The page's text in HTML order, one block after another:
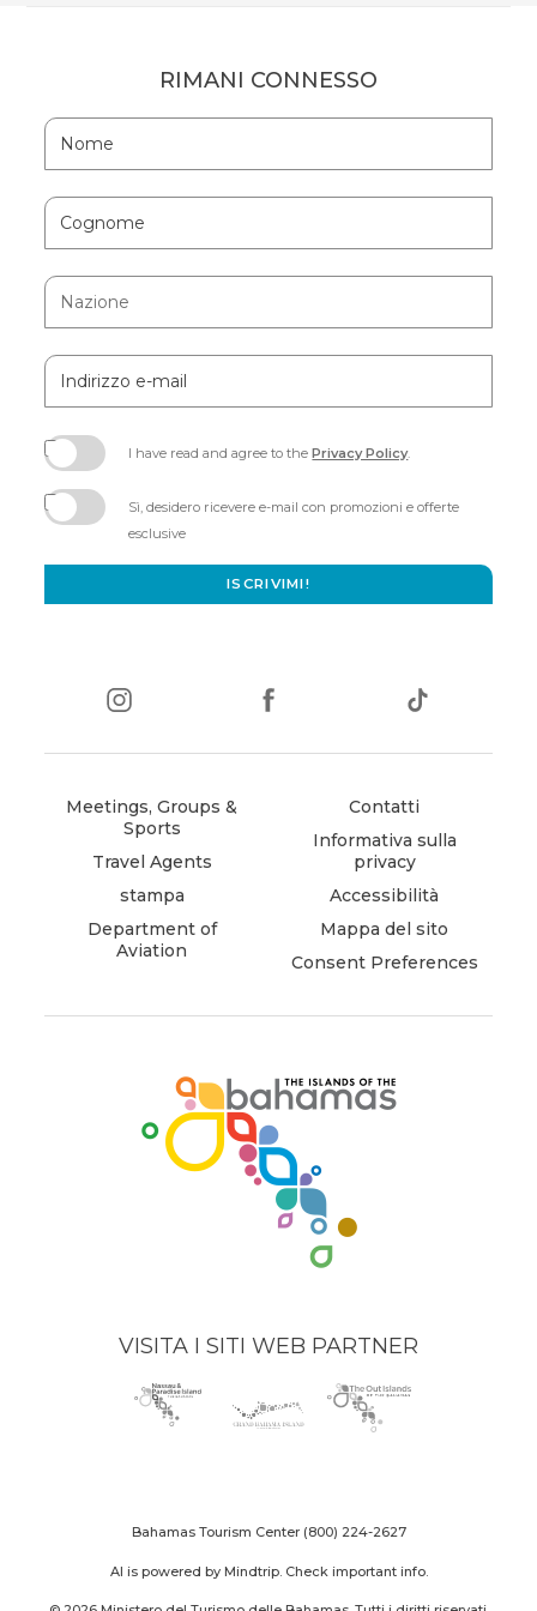
RIMANI CONNESSO
Hidden
Field
Nome
Cognome
Nazione
Indirizzo
mail
I have read and agree to thePrivacy Policy
in
new
.
Sì, desidero ricevere e-mail con promozioni e offerte
esclusive
ISCRIVIMI!
Meetings, Groups &
Sports
Travel Agents
stampa
Department of
Aviation
new
Contatti
Informativa sulla
privacy
Accessibilità
Mappa del sito
Consent Preferences
in
window)
in
window)
in
window)
VISITA I SITI WEB PARTNER
Nassau
Paradise
(opens
in
Grand
Bahama
(opens
in
The
Out
(opens
Bahamas Tourism Center (800) 224-2627
AI is powered by Mindtrip. Check important info.